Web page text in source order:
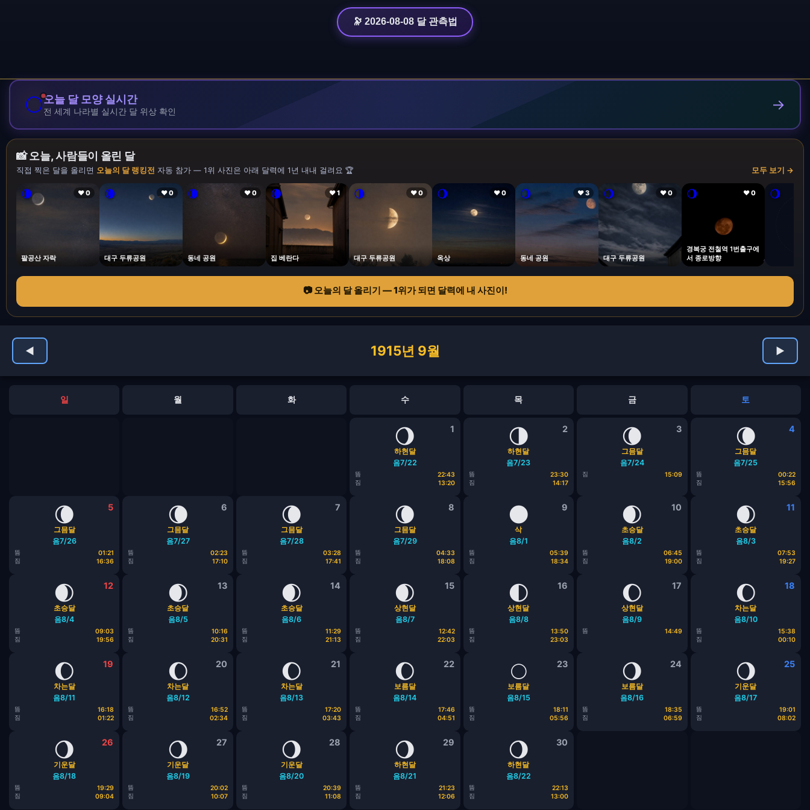
🔭 2026-08-08 달 관측법
🌕오늘 달 모양 실시간
전 세계 나라별 실시간 달 위상 확인 →
📸 오늘, 사람들이 올린 달
직접 찍은 달을 올리면 오늘의 달 랭킹전 자동 참가 — 1위 사진은 아래 달력에 1년 내내 걸려요 🏆 모두 보기 →
🌘 ❤ 0
팔공산 자락
🌘 ❤ 0
대구 두류공원
🌘 ❤ 0
동네 공원
🌘 ❤ 1
집 베란다
🌗 ❤ 0
대구 두류공원
🌖 ❤ 0
옥상
🌖 ❤ 3
동네 공원
🌖 ❤ 0
대구 두류공원
🌖 ❤ 0
경복궁 전철역 1번출구에
서 종로방향
🌖
📷 오늘의 달 올리기 — 1위가 되면 달력에 내 사진이!
◀ 1915년 9월 ▶
일 월 화 수 목 금 토
1
🌖
하현달
음7/22
뜸
22:43
짐
13:20
2
🌗
하현달
음7/23
뜸
23:30
짐
14:17
3
🌘
그믐달
음7/24
짐 15:09
4
🌘
그믐달
음7/25
뜸
00:22
짐
15:56
5
🌘
그믐달
음7/26
뜸
01:21
짐
16:36
6
🌘
그믐달
음7/27
뜸
02:23
짐
17:10
7
🌘
그믐달
음7/28
뜸
03:28
짐
17:41
8
🌘
그믐달
음7/29
뜸
04:33
짐
18:08
9
🌑
삭
음8/1
뜸
05:39
짐
18:34
10
🌒
초승달
음8/2
뜸
06:45
짐
19:00
11
🌒
초승달
음8/3
뜸
07:53
짐
19:27
12
🌒
초승달
음8/4
뜸
09:03
짐
19:56
13
🌒
초승달
음8/5
뜸
10:16
짐
20:31
14
🌒
초승달
음8/6
뜸
11:29
짐
21:13
15
🌒
상현달
음8/7
뜸
12:42
짐
22:03
16
🌓
상현달
음8/8
뜸
13:50
짐
23:03
17
🌔
상현달
음8/9
뜸 14:49
18
🌔
차는달
음8/10
뜸
15:38
짐
00:10
19
🌔
차는달
음8/11
뜸
16:18
짐
01:22
20
🌔
차는달
음8/12
뜸
16:52
짐
02:34
21
🌔
차는달
음8/13
뜸
17:20
짐
03:43
22
🌔
보름달
음8/14
뜸
17:46
짐
04:51
23
🌕
보름달
음8/15
뜸
18:11
짐
05:56
24
🌖
보름달
음8/16
뜸
18:35
짐
06:59
25
🌖
기운달
음8/17
뜸
19:01
짐
08:02
26
🌖
기운달
음8/18
뜸
19:29
짐
09:04
27
🌖
기운달
음8/19
뜸
20:02
짐
10:07
28
🌖
기운달
음8/20
뜸
20:39
짐
11:08
29
🌖
하현달
음8/21
뜸
21:23
짐
12:06
30
🌖
하현달
음8/22
뜸
22:13
짐
13:00